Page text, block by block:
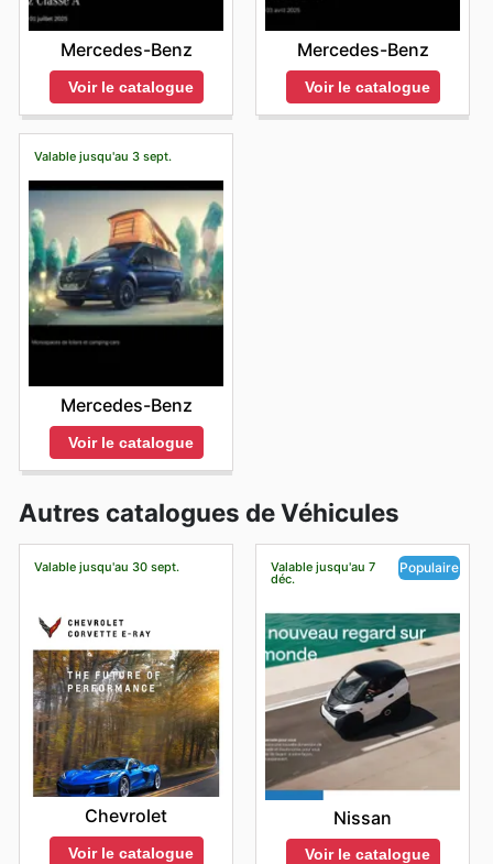
Mercedes-Benz
Voir le catalogue
Mercedes-Benz
Voir le catalogue
Valable jusqu'au 3 sept.
Mercedes-Benz
Voir le catalogue
Autres catalogues de Véhicules
Valable jusqu'au 30 sept.
Chevrolet
Voir le catalogue
Valable jusqu'au 7
déc.
Populaire
Nissan
Voir le catalogue